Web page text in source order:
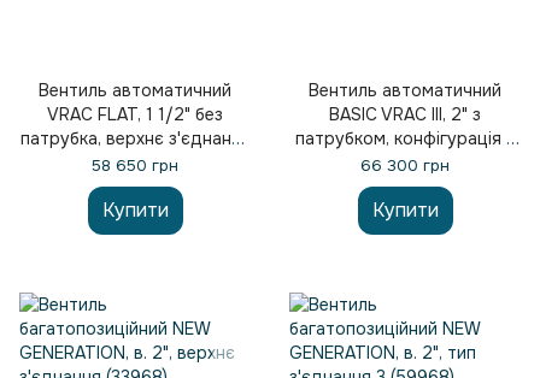
Вентиль автоматичний
VRAC FLAT, 1 1/2" без
патрубка, верхнє з'єднання
(43512)
58 650 грн
Купити
Вентиль автоматичний
BASIC VRAC III, 2" з
патрубком, конфігурація 3
(72434)
66 300 грн
Купити